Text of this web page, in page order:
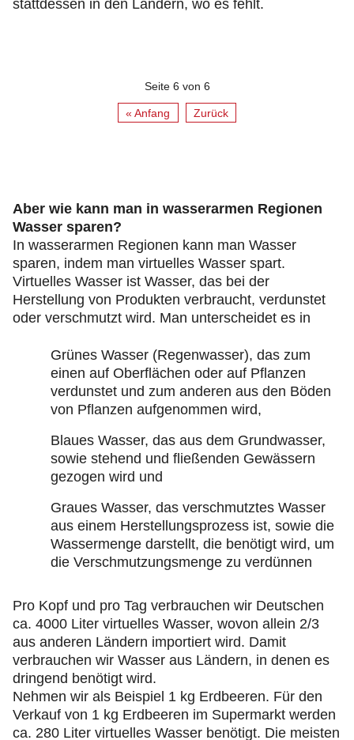
stattdessen in den Ländern, wo es fehlt.
Seite 6 von 6
« Anfang Zurück
Aber wie kann man in wasserarmen Regionen
Wasser sparen?
In wasserarmen Regionen kann man Wasser
sparen, indem man virtuelles Wasser spart.
Virtuelles Wasser ist Wasser, das bei der
Herstellung von Produkten verbraucht, verdunstet
oder verschmutzt wird. Man unterscheidet es in
Grünes Wasser (Regenwasser), das zum
einen auf Oberflächen oder auf Pflanzen
verdunstet und zum anderen aus den Böden
von Pflanzen aufgenommen wird,
Blaues Wasser, das aus dem Grundwasser,
sowie stehend und fließenden Gewässern
gezogen wird und
Graues Wasser, das verschmutztes Wasser
aus einem Herstellungsprozess ist, sowie die
Wassermenge darstellt, die benötigt wird, um
die Verschmutzungsmenge zu verdünnen
Pro Kopf und pro Tag verbrauchen wir Deutschen
ca. 4000 Liter virtuelles Wasser, wovon allein 2/3
aus anderen Ländern importiert wird. Damit
verbrauchen wir Wasser aus Ländern, in denen es
dringend benötigt wird.
Nehmen wir als Beispiel 1 kg Erdbeeren. Für den
Verkauf von 1 kg Erdbeeren im Supermarkt werden
ca. 280 Liter virtuelles Wasser benötigt. Die meisten